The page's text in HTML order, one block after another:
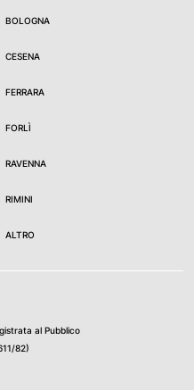
BOLOGNA
CESENA
FERRARA
FORLÌ
RAVENNA
RIMINI
ALTRO
al Pubblico
82)